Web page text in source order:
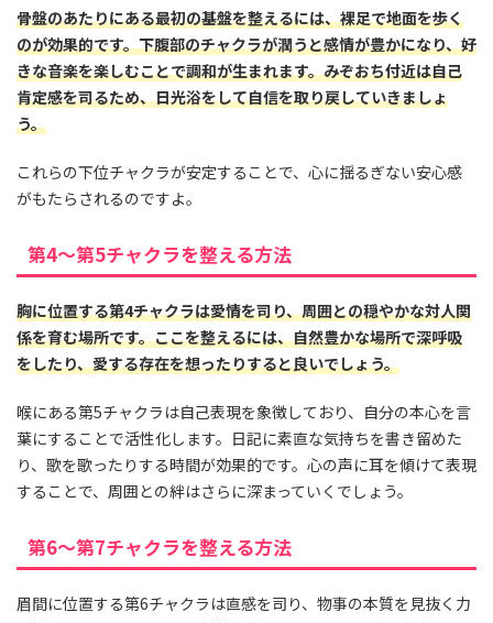
骨盤のあたりにある最初の基盤を整えるには、裸足で地面を歩く
のが効果的です。下腹部のチャクラが潤うと感情が豊かになり、好
きな音楽を楽しむことで調和が生まれます。みぞおち付近は自己
肯定感を司るため、日光浴をして自信を取り戻していきましょ
う。
これらの下位チャクラが安定することで、心に揺るぎない安心感
がもたらされるのですよ。
第4〜第5チャクラを整える方法
胸に位置する第4チャクラは愛情を司り、周囲との穏やかな対人関
係を育む場所です。ここを整えるには、自然豊かな場所で深呼吸
をしたり、愛する存在を想ったりすると良いでしょう。
喉にある第5チャクラは自己表現を象徴しており、自分の本心を言
葉にすることで活性化します。日記に素直な気持ちを書き留めた
り、歌を歌ったりする時間が効果的です。心の声に耳を傾けて表現
することで、周囲との絆はさらに深まっていくでしょう。
第6〜第7チャクラを整える方法
眉間に位置する第6チャクラは直感を司り、物事の本質を見抜く力